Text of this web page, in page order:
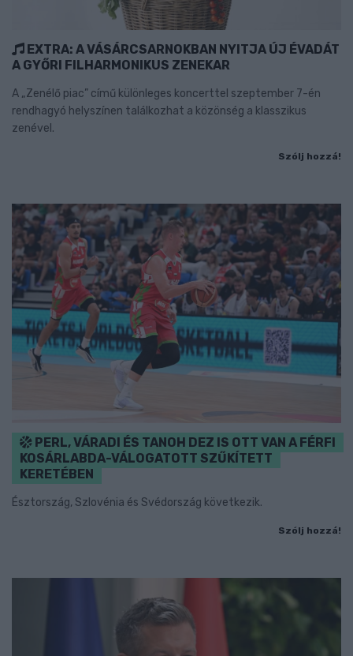
EXTRA: A VÁSÁRCSARNOKBAN NYITJA ÚJ ÉVADÁT
A GYŐRI FILHARMONIKUS ZENEKAR
A „Zenélő piac” című különleges koncerttel szeptember 7-én
rendhagyó helyszínen találkozhat a közönség a klasszikus
zenével.
Szólj hozzá!
PERL, VÁRADI ÉS TANOH DEZ IS OTT VAN A FÉRFI
KOSÁRLABDA-VÁLOGATOTT SZŰKÍTETT
KERETÉBEN
Észtország, Szlovénia és Svédország következik.
Szólj hozzá!